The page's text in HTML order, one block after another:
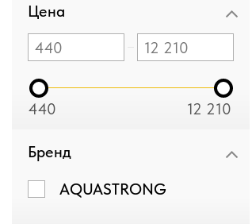
Цена
440 12 210
Бренд
AQUASTRONG